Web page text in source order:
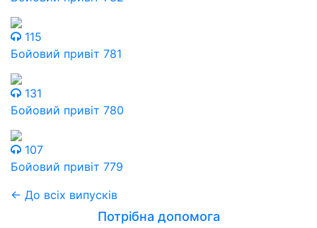
115
Бойовий привіт 781
131
Бойовий привіт 780
107
Бойовий привіт 779
← До всіх випусків
Потрібна допомога